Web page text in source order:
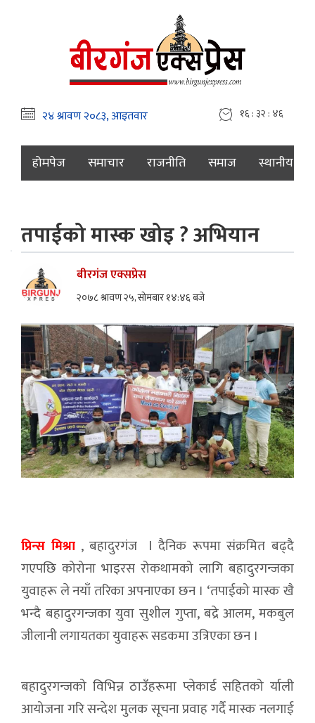
१६ : ३२ : ४७
होमपेज समाचार राजनीति समाज स्थानीय
तपाईको मास्क खोइ ? अभियान
बीरगंज एक्सप्रेस
२०७८ श्रावण २५, सोमबार १४:४६ बजे
प्रिन्स मिश्रा, बहादुरगंज l दैनिक रूपमा संक्रमित बढ्दै
गएपछि कोरोना भाइरस रोकथामको लागि बहादुरगन्जका
युवाहरू ले नयाँ तरिका अपनाएका छन । ‘तपाईको मास्क खै
भन्दै बहादुरगन्जका युवा सुशील गुप्ता, बद्रे आलम, मकबुल
जीलानी लगायतका युवाहरू सडकमा उत्रिएका छन ।
बहादुरगन्जको विभिन्न ठाउँहरूमा प्लेकार्ड सहितको र्याली
आयोजना गरि सन्देश मुलक सूचना प्रवाह गर्दै मास्क नलगाई